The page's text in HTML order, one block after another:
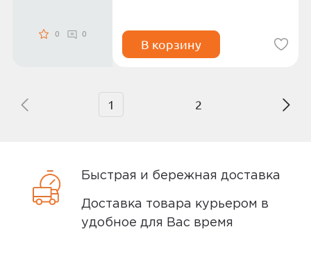
0 0
В корзину
1 2
Быстрая и бережная доставка
Доставка товара курьером в
удобное для Вас время